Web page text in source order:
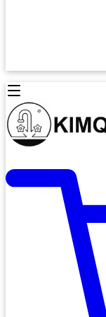
Lò
Máy
Thiết Bị